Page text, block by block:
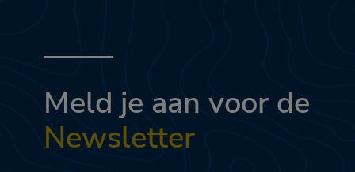
Meld je aan voor de
Newsletter